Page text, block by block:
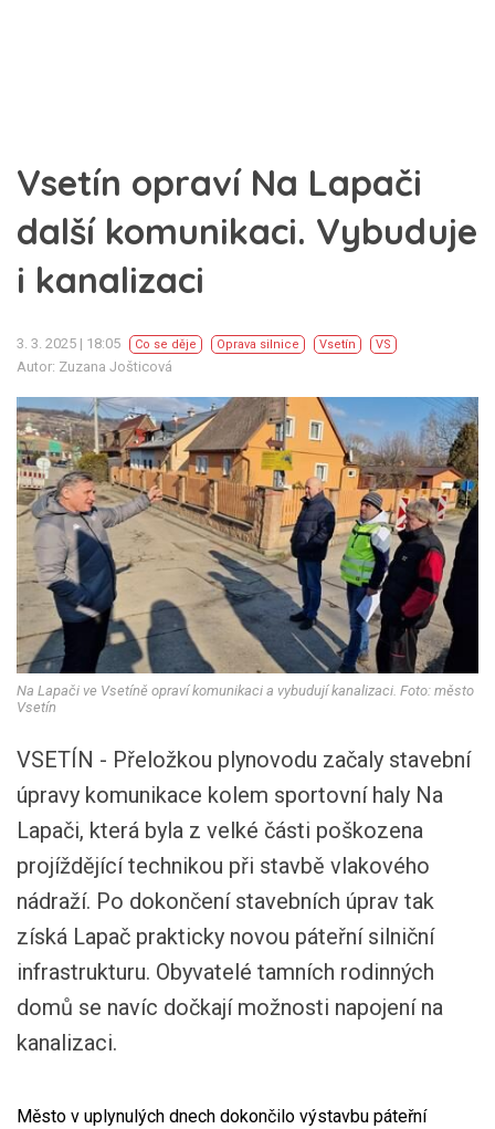
Vsetín opraví Na Lapači
další komunikaci. Vybuduje
i kanalizaci
3. 3. 2025 | 18:05 Co se děje Oprava silnice Vsetín VS
Autor: Zuzana Jošticová
Na Lapači ve Vsetíně opraví komunikaci a vybudují kanalizaci. Foto: město
Vsetín
VSETÍN - Přeložkou plynovodu začaly stavební
úpravy komunikace kolem sportovní haly Na
Lapači, která byla z velké části poškozena
projíždějící technikou při stavbě vlakového
nádraží. Po dokončení stavebních úprav tak
získá Lapač prakticky novou páteřní silniční
infrastrukturu. Obyvatelé tamních rodinných
domů se navíc dočkají možnosti napojení na
kanalizaci.
Město v uplynulých dnech dokončilo výstavbu páteřní